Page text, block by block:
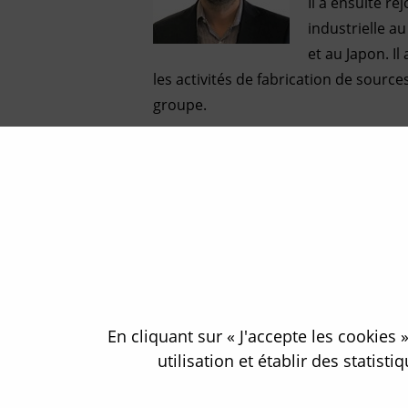
industrielle
et au Japon.
les activités de fabrication de
groupe.
En cliquant sur « J'accepte les
utilisation et établir des